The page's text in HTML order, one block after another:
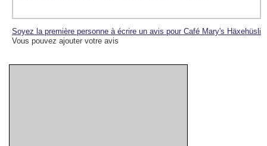
Soyez la première personne à écrire un avis pour Café Mary's Häxehüsli
Vous pouvez ajouter votre avis